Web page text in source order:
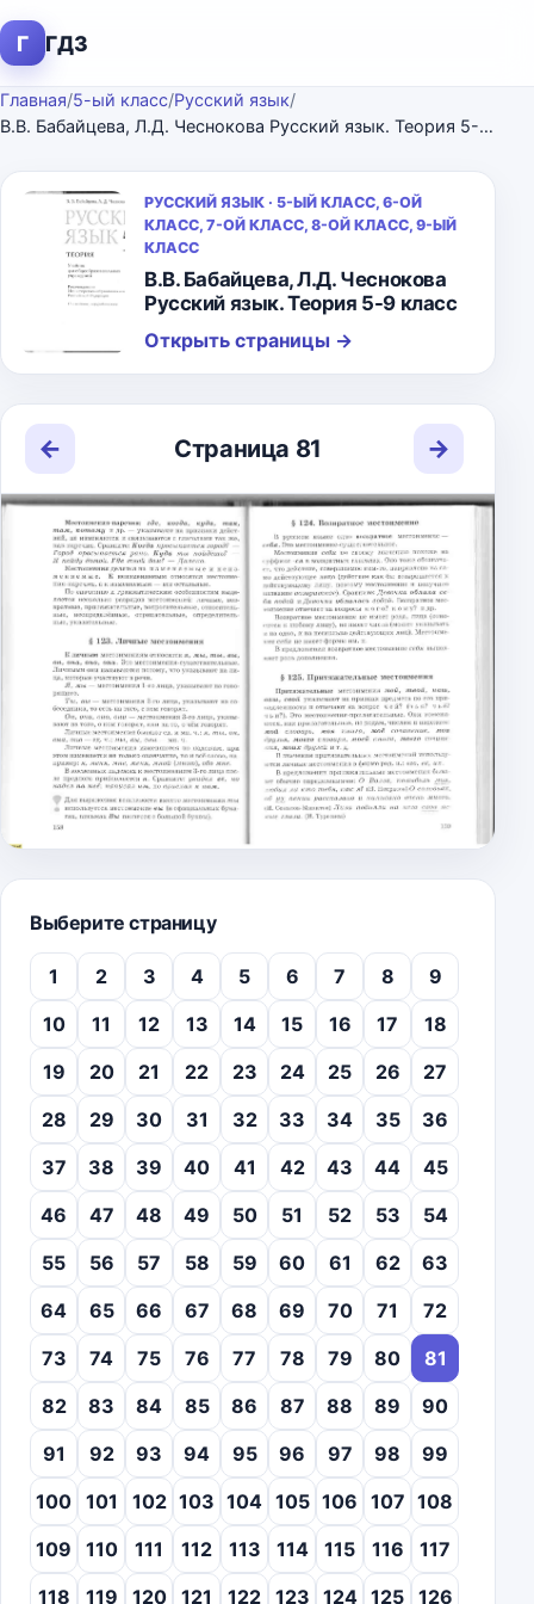
Г ГДЗ
Главная/5-ый класс/Русский язык/
В.В. Бабайцева, Л.Д. Чеснокова Русский язык. Теория 5-9 класс
РУССКИЙ ЯЗЫК · 5-ЫЙ КЛАСС, 6-ОЙ
КЛАСС, 7-ОЙ КЛАСС, 8-ОЙ КЛАСС, 9-ЫЙ
КЛАСС
В.В. Бабайцева, Л.Д. Чеснокова
Русский язык. Теория 5-9 класс
Открыть страницы →
← Страница 81 →
Выберите страницу
1 2 3 4 5 6 7 8
9
10
11 12 13 14 15 16 17
18
19
20 21 22 23 24 25 26
27
28
29 30 31 32 33 34 35
36
37
38 39 40 41 42 43 44
45
46
47 48 49 50 51 52 53
54
55
56 57 58 59 60 61 62
63
64
65 66 67 68 69 70 71
72
73
74 75 76 77 78 79 80
81
82
83 84 85 86 87 88 89
90
91
92 93 94 95 96 97 98
99
100 101 102 103 104 105 106 107 108
109
110 111 112 113 114 115 116
117
118
119 120 121 122 123 124 125 126